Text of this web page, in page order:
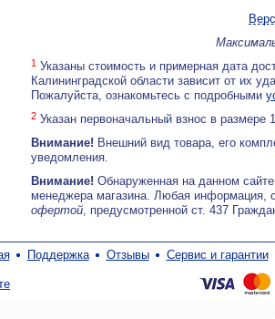
1 Указаны стоимость и примерная дата
Калининградской области зависит от их
Пожалуйста, ознакомьтесь с подробными
2 Указан первоначальный взнос в
Внимание! Внешний вид товара, его
уведомления.
Внимание! Обнаруженная на данном
менеджера магазина. Любая информация,
офертой, предусмотренной ст. 437
Поддержка Отзывы Сервис и гарантии